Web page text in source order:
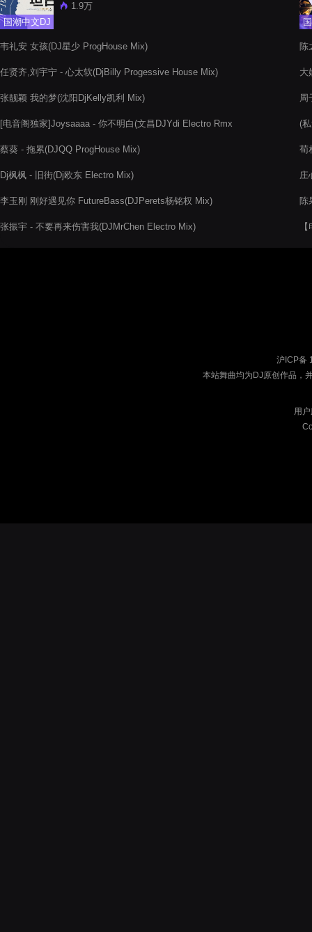
国潮中文DJ
1.9万
韦礼安 女孩(DJ星少 ProgHouse Mix)
任贤齐,刘宇宁 - 心太软(DjBilly Progessive House Mix)
张靓颖 我的梦(沈阳DjKelly凯利 Mix)
[电音阁独家]Joysaaaa - 你不明白(文昌DJYdi Electro Rmx
蔡葵 - 拖累(DJQQ ProgHouse Mix)
Dj枫枫 - 旧街(Dj欧东 Electro Mix)
李玉刚 刚好遇见你 FutureBass(DJPerets杨铭权 Mix)
张振宇 - 不要再来伤害我(DJMrChen Electro Mix)
陈
大
周
(
荀
庄
陈
沪ICP备
本站舞曲均为DJ原创作品，
用